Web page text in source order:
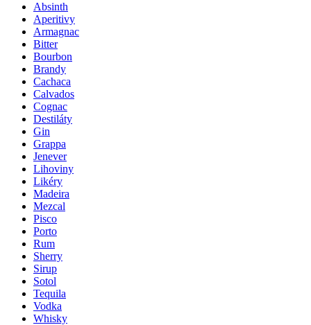
Absinth
Aperitivy
Armagnac
Bitter
Bourbon
Brandy
Cachaca
Calvados
Cognac
Destiláty
Gin
Grappa
Jenever
Lihoviny
Likéry
Madeira
Mezcal
Pisco
Porto
Rum
Sherry
Sirup
Sotol
Tequila
Vodka
Whisky